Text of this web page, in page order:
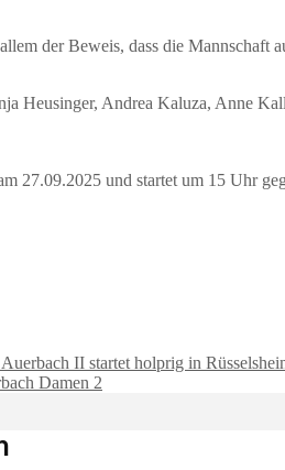
der Beweis, dass die Mannschaft
Heusinger, Andrea Kaluza, Anne
27.09.2025 und startet um 15 Uhr
II startet holprig in
Damen 2